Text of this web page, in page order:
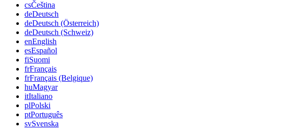
csČeština
deDeutsch
deDeutsch (Österreich)
deDeutsch (Schweiz)
enEnglish
esEspañol
fiSuomi
frFrançais
frFrançais (Belgique)
huMagyar
itItaliano
plPolski
ptPortuguês
svSvenska